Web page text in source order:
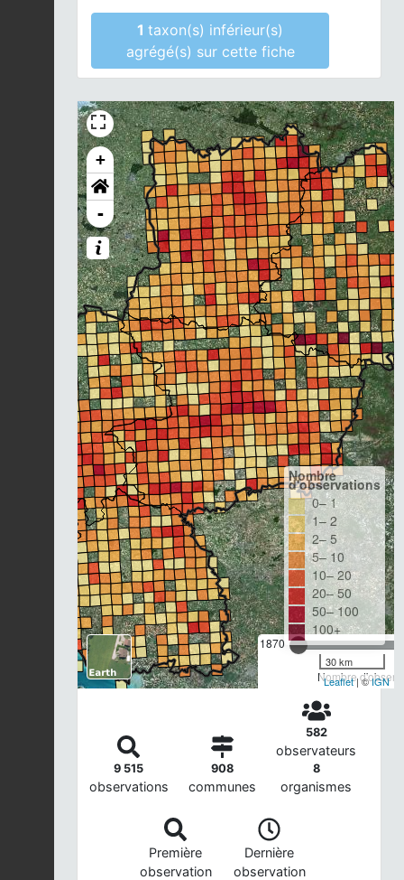
1taxon(s) inférieur(s)
agrégé(s) sur cette fiche
+
-
1870
Nombre
Nombre
d'observations
0– 1
1– 2
2– 5
5– 10
10– 20
20– 50
50– 100
100+
30 km
Leaflet| ©IGN
9 515
observations
908
communes
582
observateurs
8
organismes
Première
observation
Dernière
observation